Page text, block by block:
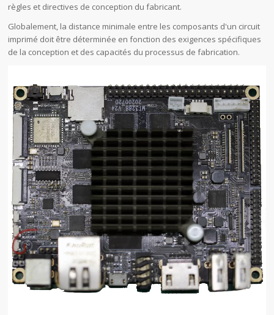
règles et directives de conception du fabricant.
Globalement, la distance minimale entre les composants d'un circuit
imprimé doit être déterminée en fonction des exigences spécifiques
de la conception et des capacités du processus de fabrication.